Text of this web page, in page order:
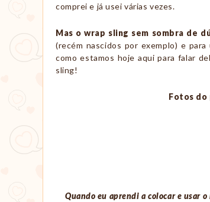
comprei e já usei várias vezes.
Mas o wrap sling sem sombra de
(recém nascidos por exemplo) e
como estamos hoje aqui para falar
sling!
Fotos do
Quando eu aprendi a colocar e usar